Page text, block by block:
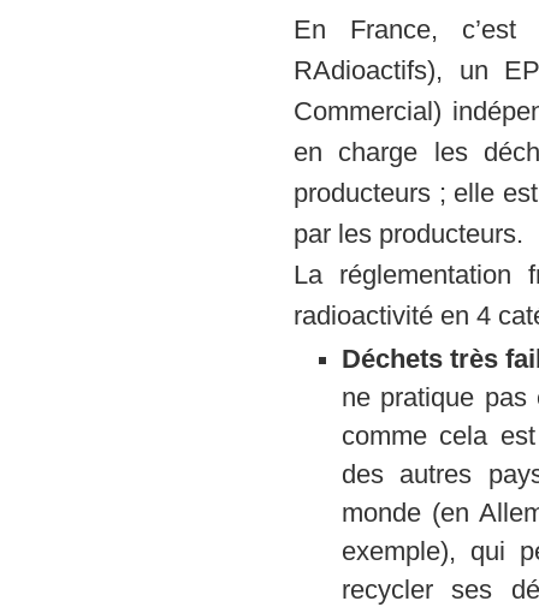
En France, c’est
RAdioactifs), un
Commercial)
en charge les
producteurs ; elle
par les producteurs.
La réglementation
radioactivité en 4
Déchets très
ne pratique pas
comme cela
des autres
monde (en
exemple), qui
recycler ses